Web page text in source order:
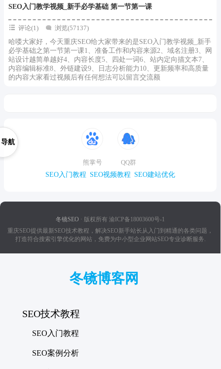
SEO入门教学视频_新手必学基础 第一节第一课
评论(1)
浏览(57137)
哈喽大家好，今天重庆SEO给大家带来的是SEO入门教学视频_新手
必学基础之第一节第一课1、准备工作和内容来源2、域名注册3、网
站设计越简单越好4、内容长度5、四处一词6、站内定向描文本7、
内容编辑标准8、外链建设9、日志分析能力10、更新频率和高质量
的内容大家看过视频后有任何想法可以留言交流额
熊掌号
QQ群
SEO入门教程 SEO视频教程 SEO建站优化
冬镜SEO · 版权所有 渝ICP备18003600号-1
重庆SEO提供最新SEO技术教程，解决SEO新手站长从入门到精通的各类问题，
打造符合搜索引擎优化的网站，免费为中小型企业网站SEO专业诊断服务.
航
冬镜博客网
SEO技术教程
SEO入门教程
SEO案例分析